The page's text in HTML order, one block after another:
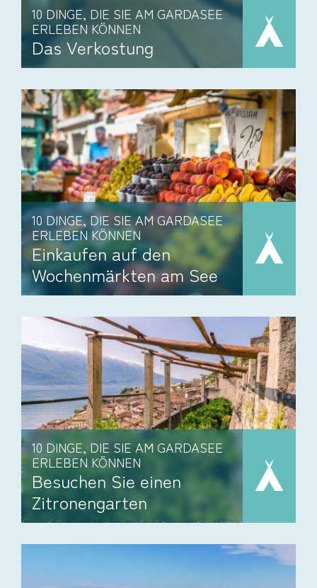
10 DINGE, DIE SIE AM GARDASEE
ERLEBEN KÖNNEN
Das Verkostung
10 DINGE, DIE SIE AM GARDASEE
ERLEBEN KÖNNEN
Einkaufen auf den
Wochenmärkten am See
10 DINGE, DIE SIE AM GARDASEE
ERLEBEN KÖNNEN
Besuchen Sie einen
Zitronengarten